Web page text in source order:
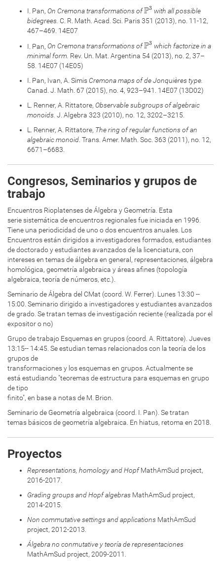
I. Pan, On Cremona transformations ofP3
P3
with all possible
bidegrees. C. R. Math. Acad. Sci. Paris 351 (2013), no. 11-12,
467–469. 14E07
I. Pan, On Cremona transformations ofP3
P3
which factorize in a
minimal form. Rev. Un. Mat. Argentina 54 (2013), no. 2, 37–
58. 14E07 (14E05)
I. Pan, Ivan, A. Simis Cremona maps of de Jonquières type.
Canad. J. Math. 67 (2015), no. 4, 923–941. 14E07 (13D02)
L. Renner, A. Rittatore, Observable subgroups of algebraic
monoids. J. Algebra 323 (2010), no. 12, 3202–3215.
L. Renner, A. Rittatore, The ring of regular functions of an
algebraic monoid. Trans. Amer. Math. Soc. 363 (2011), no. 12,
6671–6683.
Congresos, Seminarios y grupos de
trabajo
Encuentros Rioplatenses de Álgebra y Geometría. Esta
serie sistemática de encuentros regionales fue iniciada en 1996.
Tiene una periodicidad de uno o dos encuentros anuales. Los
Encuentros están dirigidos a investigadores formados, estudiantes
de doctorado y estudiantes avanzados de la licenciatura, con
intereses en temas de álgebra en general, representaciones, álgebra
homológica, geometría algebraica y áreas afines (topología
algebraica, teoría de números, etc.).
Seminario de Álgebra del CMat (coord. W. Ferrer). Lunes 13:30 --
15:00. Seminario dirigido a investigadores y estudiantes avanzados
de grado. Se tratan temas de investigación reciente (realizada por el
expositor o no)
Grupo de trabajo Esquemas en grupos (coord. A. Rittatore). Jueves
13:15-- 14:45. Se estudian temas relacionados con la teoría de los
grupos de
transformaciones y los esquemas en grupos. Actualmente se
está estudiando "teoremas de estructura para esquemas en grupo
de tipo
finito", en base a notas de M. Brion.
Seminario de Geometría algebraica (coord. I. Pan). Se tratan
temas básicos de geometría algebraica. En hiatus, retoma en 2018.
Proyectos
Representations, homology and HopfMathAmSud project,
2016-2017.
Grading groups and Hopf algebras MathAmSud project,
2014-2015.
Non commutative settings and applications MathAmSud
project, 2012-2013.
Álgebra no conmutative y teoría de representaciones
MathAmSud project, 2009-2011.